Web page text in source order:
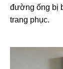
đường ống bị
trang phục.